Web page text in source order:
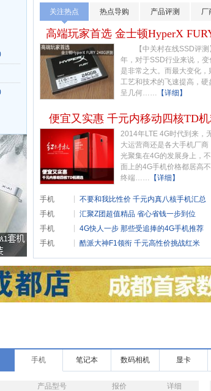
关注热点 热点导购 产品评测 厂
高端玩家首选 金士顿HyperX
【中关村在线SSD评测
年，对于SSD行业来说，变
是非常之大。而最大变化，
工艺和技术的飞速提高，硬
呈几何…… 【详细】
便宜又实惠 千元内移动四核TD
2014年LTE 4G时代到来，
大运营商还是各大手机厂商
光聚集在4G的发展身上，
面上的4G手机价格都居高不
终端…… 【详细】
不要和我比性价 千元内真八核手机汇总
手机
汇聚Z团超值精品 省心省钱一步到位
手机
4G快人一步 那些受追捧的4G手机推荐
手机
酷派大神F1领衔 千元高性价挑战红米
手机
手机 笔记本 数码相机 显卡
产品型号 报价 详细